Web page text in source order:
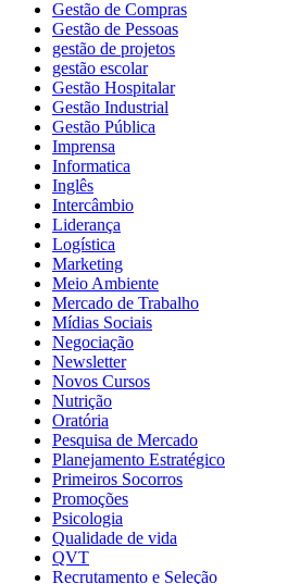
Gestão de Compras
Gestão de Pessoas
gestão de projetos
gestão escolar
Gestão Hospitalar
Gestão Industrial
Gestão Pública
Imprensa
Informatica
Inglês
Intercâmbio
Liderança
Logística
Marketing
Meio Ambiente
Mercado de Trabalho
Mídias Sociais
Negociação
Newsletter
Novos Cursos
Nutrição
Oratória
Pesquisa de Mercado
Planejamento Estratégico
Primeiros Socorros
Promoções
Psicologia
Qualidade de vida
QVT
Recrutamento e Seleção